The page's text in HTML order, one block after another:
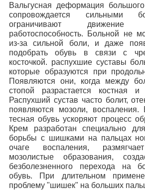
Вальгусная деформация
сопровождается сильными
ограничивают
работоспособность. Больной не
из-за сильной боли, и даже
подобрать обувь в связи с
косточкой. распухшие суставы
которые образуются при
Появляются они, когда между
стопой разрастается костная
Распухший сустав часто болит,
появляются мозоли, воспаления.
тесная обувь ускоряют процесс
Крем разработан специально
борьбы с шишками на пальцах
очаге воспаления,
мозолистые образования,
безболезненного перехода на
обувь. При длительном
проблему "шишек" на больших